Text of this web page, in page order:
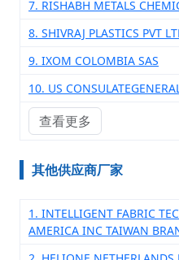
7. RISHABH METALS
8. SHIVRAJ PLASTICS PVT
9. IXOM COLOMBIA SAS
10. US
查看更多
其他供应商厂家
1. INTELLIGENT FABRIC
AMERICA INC TAIWAN